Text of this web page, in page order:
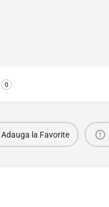
0
Adauga la Favorite